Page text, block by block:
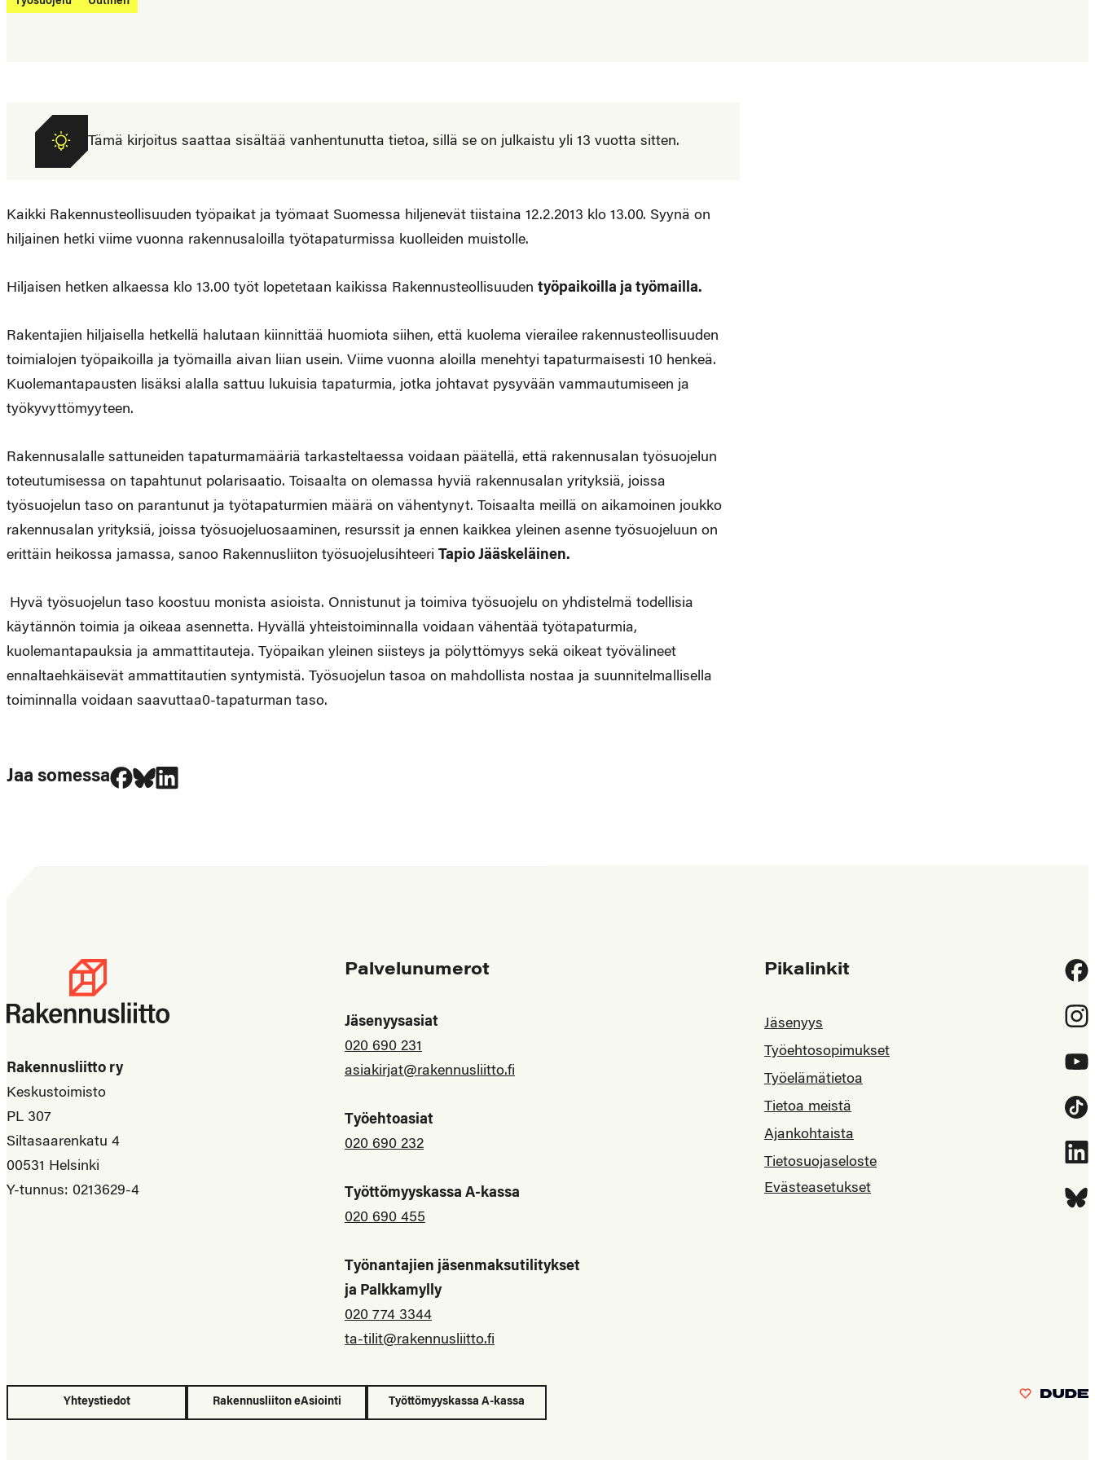
Tämä kirjoitus saattaa sisältää vanhentunutta tietoa, sillä se on julkaistu yli 13 vuotta sitten.
Kaikki Rakennusteollisuuden työpaikat ja työmaat Suomessa hiljenevät tiistaina 12.2.2013 klo 13.00. Syynä on
hiljainen hetki viime vuonna rakennusaloilla työtapaturmissa kuolleiden muistolle.
Hiljaisen hetken alkaessa klo 13.00 työt lopetetaan kaikissa Rakennusteollisuuden työpaikoilla ja työmailla.
Rakentajien hiljaisella hetkellä halutaan kiinnittää huomiota siihen, että kuolema vierailee rakennusteollisuuden
toimialojen työpaikoilla ja työmailla aivan liian usein. Viime vuonna aloilla menehtyi tapaturmaisesti 10 henkeä.
Kuolemantapausten lisäksi alalla sattuu lukuisia tapaturmia, jotka johtavat pysyvään vammautumiseen ja
työkyvyttömyyteen.
Rakennusalalle sattuneiden tapaturmamääriä tarkasteltaessa voidaan päätellä, että rakennusalan työsuojelun
toteutumisessa on tapahtunut polarisaatio. Toisaalta on olemassa hyviä rakennusalan yrityksiä, joissa
työsuojelun taso on parantunut ja työtapaturmien määrä on vähentynyt. Toisaalta meillä on aikamoinen joukko
rakennusalan yrityksiä, joissa työsuojeluosaaminen, resurssit ja ennen kaikkea yleinen asenne työsuojeluun on
erittäin heikossa jamassa, sanoo Rakennusliiton työsuojelusihteeri Tapio Jääskeläinen.
Hyvä työsuojelun taso koostuu monista asioista. Onnistunut ja toimiva työsuojelu on yhdistelmä todellisia
käytännön toimia ja oikeaa asennetta. Hyvällä yhteistoiminnalla voidaan vähentää työtapaturmia,
kuolemantapauksia ja ammattitauteja. Työpaikan yleinen siisteys ja pölyttömyys sekä oikeat työvälineet
ennaltaehkäisevät ammattitautien syntymistä. Työsuojelun tasoa on mahdollista nostaa ja suunnitelmallisella
toiminnalla voidaan saavuttaa0-tapaturman taso.
Jaa somessa
Jaa Facebookissa
Jaa Blueskyssa
Jaa LinkedIn:ssä
Rakennusliitto ry
Keskustoimisto
PL 307
Siltasaarenkatu 4
00531 Helsinki
Y-tunnus: 0213629-4
Palvelunumerot
Jäsenyysasiat
020 690 231
asiakirjat@rakennusliitto.fi
Työehtoasiat
020 690 232
Työttömyyskassa A-kassa
020 690 455
Työnantajien jäsenmaksutilitykset
ja Palkkamylly
020 774 3344
ta-tilit@rakennusliitto.fi
Pikalinkit
Jäsenyys
Työehtosopimukset
Työelämätietoa
Tietoa meistä
Ajankohtaista
Tietosuojaseloste
Evästeasetukset
Yhteystiedot Rakennusliiton eAsiointi Työttömyyskassa A-kassa